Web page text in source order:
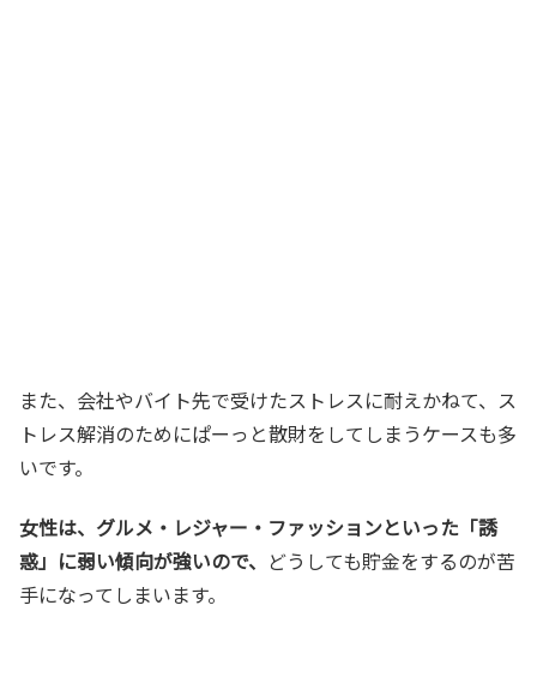
また、会社やバイト先で受けたストレスに耐えかねて、ス
トレス解消のためにぱーっと散財をしてしまうケースも多
いです。
女性は、グルメ・レジャー・ファッションといった「誘
惑」に弱い傾向が強いので、 どうしても貯金をするのが苦
手になってしまいます。